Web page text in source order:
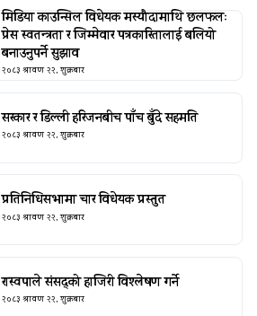
मिडिया काउन्सिल विधेयक मस्यौदामाथि छलफलः
प्रेस स्वतन्त्रता र जिम्मेवार पत्रकारितालाई बलियो
बनाउनुपर्ने सुझाव
२०८३ श्रावण २२, शुक्रबार
सरकार र डिल्ली हरिजनबीच पाँच बुँदे सहमति
२०८३ श्रावण २२, शुक्रबार
प्रतिनिधिसभामा चार विधेयक प्रस्तुत
२०८३ श्रावण २२, शुक्रबार
रास्वपाले संसद्को हाजिरी विश्लेषण गर्ने
२०८३ श्रावण २२, शुक्रबार